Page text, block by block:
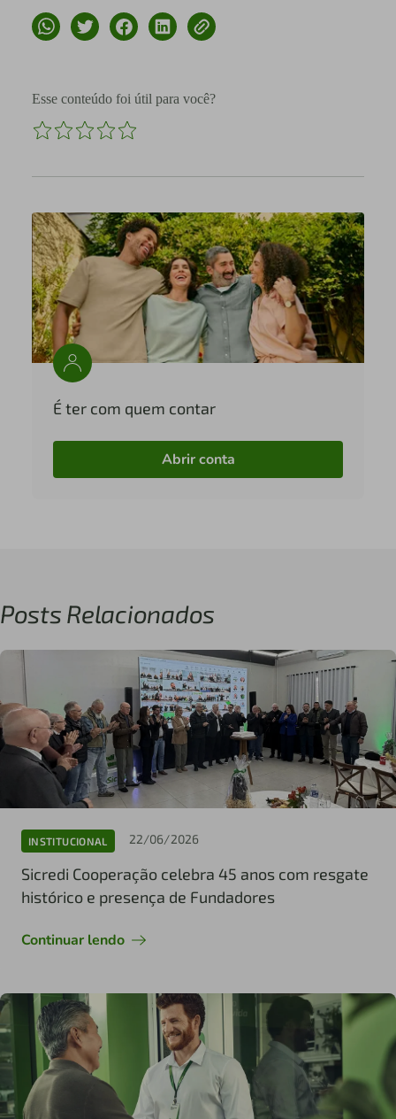
Esse conteúdo foi útil para você?
É ter com quem contar
Abrir conta
Posts Relacionados
INSTITUCIONAL 22/06/2026
Sicredi Cooperação celebra 45 anos com resgate
histórico e presença de Fundadores
Continuar lendo